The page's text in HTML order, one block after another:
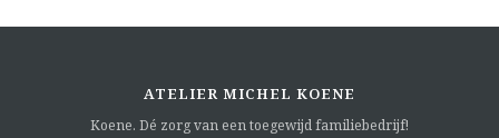
ATELIER MICHEL KOENE
Koene. Dé zorg van een toegewijd familiebedrijf!